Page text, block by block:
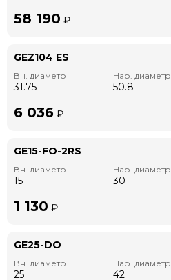
58 190 ₽
GEZ104 ES
Вн. диаметр
31.75
Нар. диаметр
50.8
6 036 ₽
GE15-FO-2RS
Вн. диаметр
15
Нар. диаметр
30
1 130 ₽
GE25-DO
Вн. диаметр
25
Нар. диаметр
42